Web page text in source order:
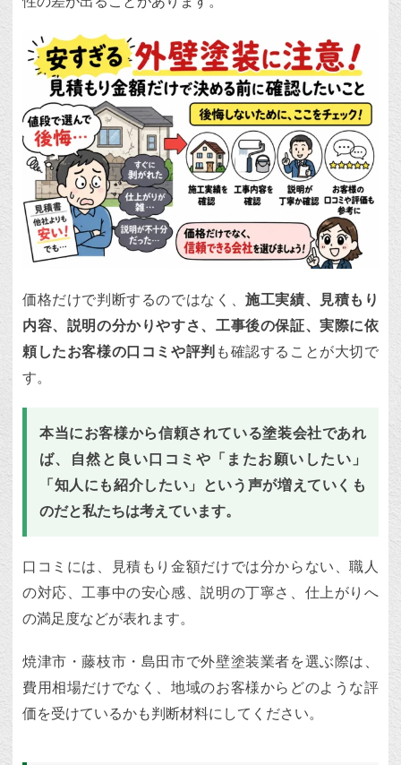
価格だけで判断するのではなく、施工実績、見積もり
内容、説明の分かりやすさ、工事後の保証、実際に依
頼したお客様の口コミや評判 も確認することが大切で
す。
本当にお客様から信頼されている塗装会社であれ
ば、自然と良い口コミや「またお願いしたい」
「知人にも紹介したい」という声が増えていくも
のだと私たちは考えています。
口コミには、見積もり金額だけでは分からない、職人
の対応、工事中の安心感、説明の丁寧さ、仕上がりへ
の満足度などが表れます。
焼津市・藤枝市・島田市で外壁塗装業者を選ぶ際は、
費用相場だけでなく、地域のお客様からどのような評
価を受けているかも判断材料にしてください。